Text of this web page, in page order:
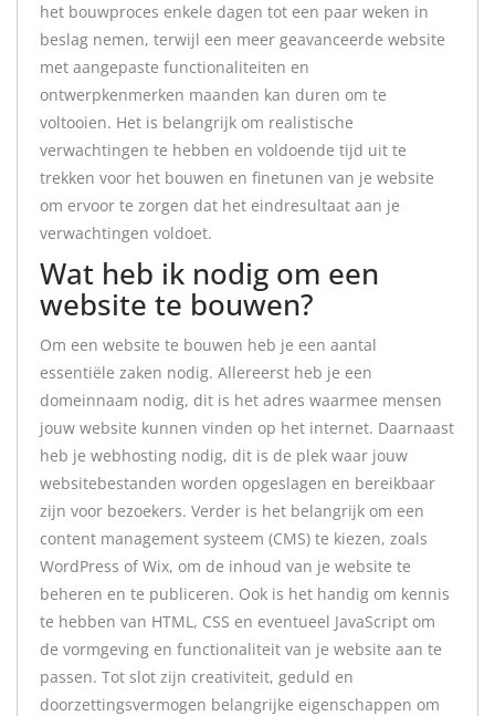
het bouwproces enkele dagen tot een paar weken in
beslag nemen, terwijl een meer geavanceerde website
met aangepaste functionaliteiten en
ontwerpkenmerken maanden kan duren om te
voltooien. Het is belangrijk om realistische
verwachtingen te hebben en voldoende tijd uit te
trekken voor het bouwen en finetunen van je website
om ervoor te zorgen dat het eindresultaat aan je
verwachtingen voldoet.
Wat heb ik nodig om een
website te bouwen?
Om een website te bouwen heb je een aantal
essentiële zaken nodig. Allereerst heb je een
domeinnaam nodig, dit is het adres waarmee mensen
jouw website kunnen vinden op het internet. Daarnaast
heb je webhosting nodig, dit is de plek waar jouw
websitebestanden worden opgeslagen en bereikbaar
zijn voor bezoekers. Verder is het belangrijk om een
content management systeem (CMS) te kiezen, zoals
WordPress of Wix, om de inhoud van je website te
beheren en te publiceren. Ook is het handig om kennis
te hebben van HTML, CSS en eventueel JavaScript om
de vormgeving en functionaliteit van je website aan te
passen. Tot slot zijn creativiteit, geduld en
doorzettingsvermogen belangrijke eigenschappen om